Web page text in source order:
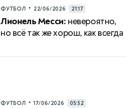
ФУТБОЛ • 22/06/2026 21:17
Лионель Месси: невероятно,
но всё так же хорош, как всегда
ФУТБОЛ • 17/06/2026 05:52